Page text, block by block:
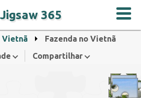
Jigsaw 365
Vietnã
Fazenda no Vietnã
Compartilhar